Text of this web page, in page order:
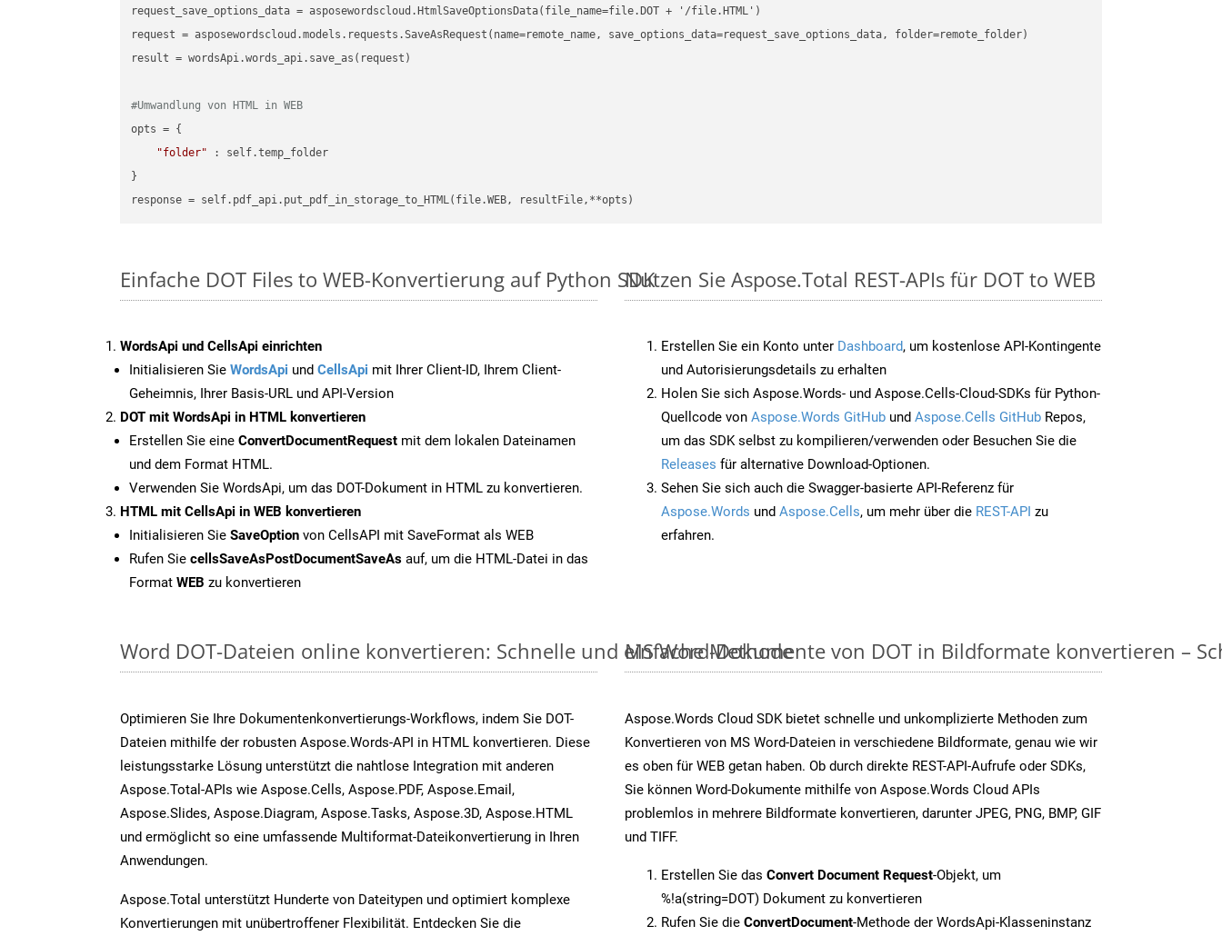
request_save_options_data = asposewordscloud.HtmlSaveOptionsData(file_name=file.DOT + '/file.HTML')
request = asposewordscloud.models.requests.SaveAsRequest(name=remote_name, save_options_data=request_save_options_data, folder=remote_folder)
result = wordsApi.words_api.save_as(request)
#Umwandlung von HTML in WEB
opts = {
"folder" : self.temp_folder
}
Einfache DOT Files to WEB-Konvertierung auf Python SDK
WordsApi und CellsApi einrichten
Initialisieren Sie WordsApi und CellsApi mit Ihrer Client-ID, Ihrem Client-
Geheimnis, Ihrer Basis-URL und API-Version
DOT mit WordsApi in HTML konvertieren
Erstellen Sie eine ConvertDocumentRequest mit dem lokalen Dateinamen
und dem Format HTML.
Verwenden Sie WordsApi, um das DOT-Dokument in HTML zu konvertieren.
HTML mit CellsApi in WEB konvertieren
Initialisieren Sie SaveOption von CellsAPI mit SaveFormat als WEB
Rufen Sie cellsSaveAsPostDocumentSaveAs auf, um die HTML-Datei in das
Format WEB zu konvertieren
Nutzen Sie Aspose.Total REST-APIs für DOT to WEB
Erstellen Sie ein Konto unter Dashboard, um kostenlose API-Kontingente
und Autorisierungsdetails zu erhalten
Holen Sie sich Aspose.Words- und Aspose.Cells-Cloud-SDKs für Python-
Quellcode von Aspose.Words GitHub und Aspose.Cells GitHub Repos,
um das SDK selbst zu kompilieren/verwenden oder Besuchen Sie die
Releases für alternative Download-Optionen.
Sehen Sie sich auch die Swagger-basierte API-Referenz für
Aspose.Words und Aspose.Cells, um mehr über die REST-API zu
erfahren.
Word DOT-Dateien online konvertieren: Schnelle und einfache Methode
Optimieren Sie Ihre Dokumentenkonvertierungs-Workflows, indem Sie DOT-
Dateien mithilfe der robusten Aspose.Words-API in HTML konvertieren. Diese
leistungsstarke Lösung unterstützt die nahtlose Integration mit anderen
Aspose.Total-APIs wie Aspose.Cells, Aspose.PDF, Aspose.Email,
Aspose.Slides, Aspose.Diagram, Aspose.Tasks, Aspose.3D, Aspose.HTML
und ermöglicht so eine umfassende Multiformat-Dateikonvertierung in Ihren
Anwendungen.
Aspose.Total unterstützt Hunderte von Dateitypen und optimiert komplexe
Konvertierungen mit unübertroffener Flexibilität. Entdecken Sie die
MS Word-Dokumente von DOT in Bildformate konvertieren –
Aspose.Words Cloud SDK bietet schnelle und unkomplizierte Methoden zum
Konvertieren von MS Word-Dateien in verschiedene Bildformate, genau wie wir
es oben für WEB getan haben. Ob durch direkte REST-API-Aufrufe oder SDKs,
Sie können Word-Dokumente mithilfe von Aspose.Words Cloud APIs
problemlos in mehrere Bildformate konvertieren, darunter JPEG, PNG, BMP, GIF
und TIFF.
Erstellen Sie das Convert Document Request-Objekt, um
%!a(string=DOT) Dokument zu konvertieren
Rufen Sie die ConvertDocument-Methode der WordsApi-Klasseninstanz